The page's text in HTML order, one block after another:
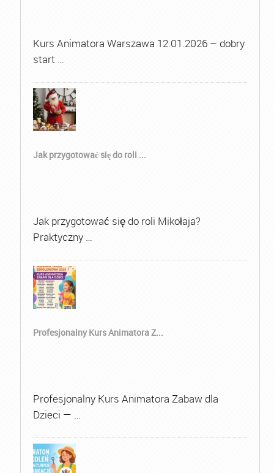
Kurs Animatora Warszawa 12.01.2026 – dobry
start …
Jak przygotować się do roli ...
Jak przygotować się do roli Mikołaja?
Praktyczny …
Profesjonalny Kurs Animatora Z...
Profesjonalny Kurs Animatora Zabaw dla
Dzieci — …